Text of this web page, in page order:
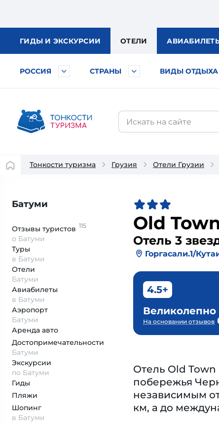
ГИДЫ И ЭКСКУРСИИ ОТЕЛИ АВИА
РОССИЯ СТРАНЫ ВИДЫ ОТДЫХА
Тонкости туризма Грузия Отели Грузии
Батуми
Отзывы туристов 115
о Батуми
Туры
в Батуми
Отели
Батуми
Авиабилеты
в Батуми
Аэропорт
Батуми
Аренда авто
Достопримеча­тельности
Батуми
Экскурсии
по Батуми
Гиды
Пляжи
Шопинг
в Батуми
Old
Отель 3
Горгасали.1/
4.5+
Великолепно
На основании отзывов
Отель Old
побережья
независимым
км, а до